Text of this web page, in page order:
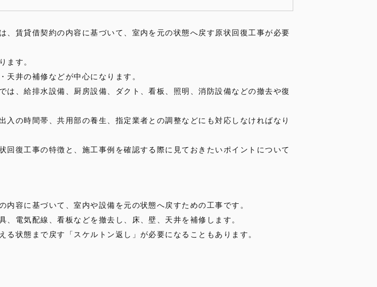
、賃貸借契約の内容に基づいて、室内を元の状態へ戻す原状回復工事が必要
ます。
天井の補修などが中心になります。
、給排水設備、厨房設備、ダクト、看板、照明、消防設備などの撤去や復
入の時間帯、共用部の養生、指定業者との調整などにも対応しなければなり
回復工事の特徴と、施工事例を確認する際に見ておきたいポイントについて
容に基づいて、室内や設備を元の状態へ戻すための工事です。
電気配線、看板などを撤去し、床、壁、天井を補修します。
状態まで戻す「スケルトン返し」が必要になることもあります。